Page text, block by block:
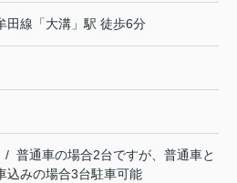
田線 「大溝 」駅 徒歩6分
普通車の場合2台ですが、普通車と
込みの場合3台駐車可能